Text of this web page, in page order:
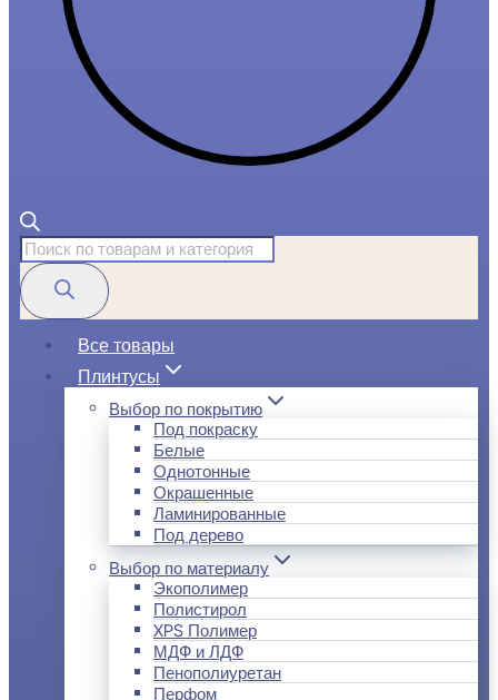
Поиск
товаров
Все товары
Плинтусы
Выбор по покрытию
Под покраску
Белые
Однотонные
Окрашенные
Ламинированные
Под дерево
Выбор по материалу
Экополимер
Полистирол
XPS Полимер
МДФ и ЛДФ
Пенополиуретан
Перфом